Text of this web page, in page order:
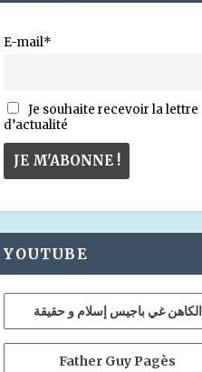
E-mail*
Je souhaite recevoir la lettre
d’actualité
YOUTUBE
الكاهن غي باجيس إسلام و حقيقة
Father Guy Pagès